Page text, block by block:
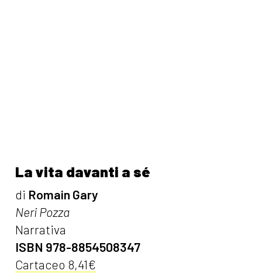
La vita davanti a sé
di Romain Gary
Neri Pozza
Narrativa
ISBN 978-8854508347
Cartaceo 8,41€